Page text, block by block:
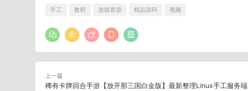
手工 教程 游戏资源 精品源码 视频
上一篇
稀有卡牌回合手游【放开那三国白金版】最新整理Linux手工服务端